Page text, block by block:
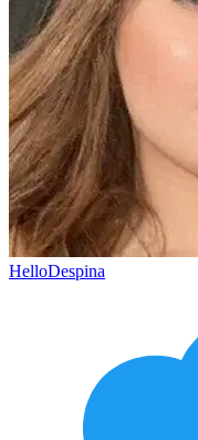
HelloDespina